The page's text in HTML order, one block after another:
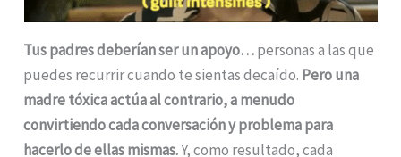
Tus padres deberían ser un apoyo…personas a las que
puedes recurrir cuando te sientas decaído. Pero una
madre tóxica actúa al contrario, a menudo
convirtiendo cada conversación y problema para
hacerlo de ellas mismas.Y, como resultado, cada